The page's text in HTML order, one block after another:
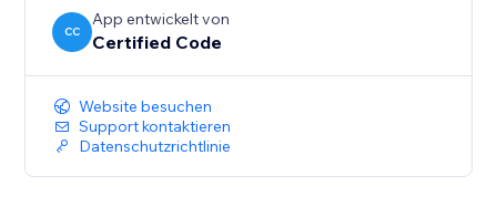
CC
App entwickelt von
Certified Code
Website besuchen
Support kontaktieren
Datenschutzrichtlinie